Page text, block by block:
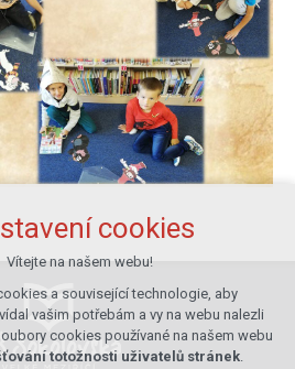
cookies
Vítejte na našem webu!
a související technologie, aby
vašim potřebám a vy na webu nalezli
cookies používané na našem webu
totožnosti uživatelů stránek.